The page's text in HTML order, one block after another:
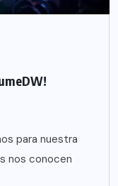
para nuestra
nos conocen